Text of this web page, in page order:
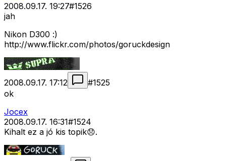
2008.09.17. 19:27#1526
jah
Nikon D300 :)
http://www.flickr.com/photos/goruckdesign
2008.09.17. 17:12 #1525
ok
Jocex
2008.09.17. 16:31#1524
Kihalt ez a jó kis topik😞.